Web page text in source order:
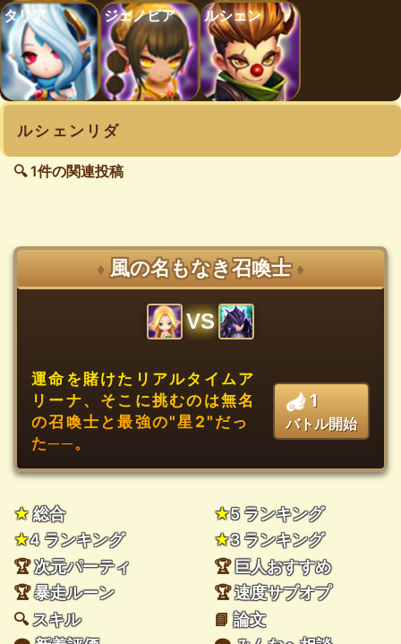
タリア ジェノビア ルシェン
ルシェンリダ
🔍 1件の関連投稿
♦ 風の名もなき召喚士 ♦
VS
運命を賭けたリアルタイムア
リーナ、そこに挑むのは無名
の召喚士と最強の"星2"だっ
た──。
1
バトル開始
★総合 ★5 ランキング
★4 ランキング ★3 ランキング
🏆次元パーティ 🏆巨人おすすめ
🏆暴走ルーン 🏆速度サブオプ
🔍スキル 📘論文